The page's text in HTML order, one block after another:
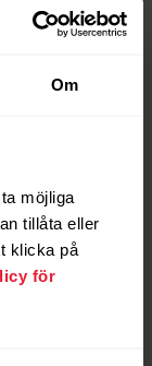
Om
möjliga
tillåta eller
klicka på
för